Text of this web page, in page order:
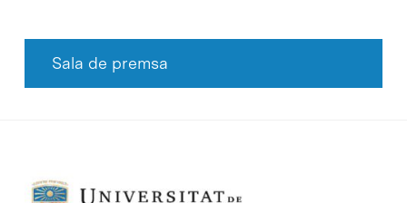
Sala de premsa